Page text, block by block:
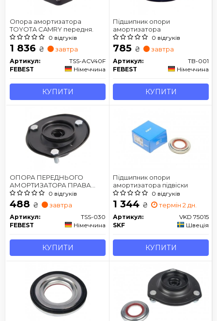
Опора амортизатора
TOYOTA CAMRY передня.
0 відгуків
1 836 ₴ завтра
Артикул:
TSS-ACV40F
FEBEST
Німеччина
КУПИТИ
Підшипник опори
амортизатора
0 відгуків
785 ₴ завтра
Артикул:
TB-001
FEBEST
Німеччина
КУПИТИ
ОПОРА ПЕРЕДНЬОГО
АМОРТИЗАТОРА ПРАВА
TOYOTA CAMRY
SXV2#/MCV2# 1996-2001
0 відгуків
488 ₴ завтра
Артикул:
TSS-030
FEBEST
Німеччина
КУПИТИ
Підшипник опори
амортизатора підвіски
0 відгуків
1 344 ₴ термін 2 дн.
Артикул:
VKD 75015
SKF
Швеція
КУПИТИ